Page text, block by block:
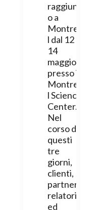
raggiunt
o a
Montrea
l dal 12 al
14
maggio
presso il
Montrea
l Science
Center.
Nel
corso di
questi
tre
giorni,
clienti,
partner,
relatori
ed